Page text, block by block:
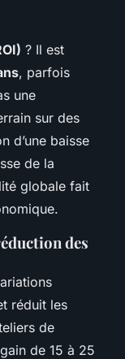
? Il est
, parfois
une
sur des
d’une baisse
de la
globale fait
des
réduit les
de
de 15 à 25